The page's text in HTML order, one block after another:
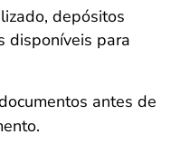
depósitos
disponíveis para
antes de